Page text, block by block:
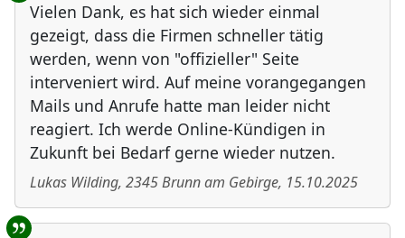
Vielen Dank, es hat sich wieder einmal
gezeigt, dass die Firmen schneller tätig
werden, wenn von "offizieller" Seite
interveniert wird. Auf meine vorangegangen
Mails und Anrufe hatte man leider nicht
reagiert. Ich werde Online-Kündigen in
Zukunft bei Bedarf gerne wieder nutzen.
Lukas Wilding, 2345Brunn am Gebirge, 15.10.2025